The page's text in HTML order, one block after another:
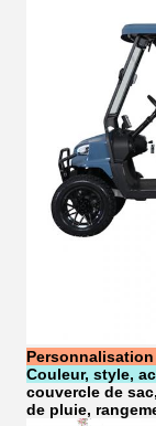
Couleur, style,
couvercle de
de pluie,